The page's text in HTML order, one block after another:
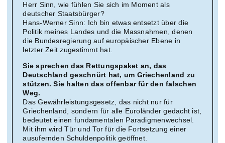
Herr Sinn, wie fühlen Sie sich im Moment als
deutscher Staatsbürger?
Hans-Werner Sinn: Ich bin etwas entsetzt über die
Politik meines Landes und die Massnahmen, denen
die Bundesregierung auf europäischer Ebene in
letzter Zeit zugestimmt hat.
Sie sprechen das Rettungspaket an, das
Deutschland geschnürt hat, um Griechenland zu
stützen. Sie halten das offenbar für den falschen
Weg.
Das Gewährleistungsgesetz, das nicht nur für
Griechenland, sondern für alle Euroländer gedacht ist,
bedeutet einen fundamentalen Paradigmenwechsel.
Mit ihm wird Tür und Tor für die Fortsetzung einer
ausufernden Schuldenpolitik geöffnet.